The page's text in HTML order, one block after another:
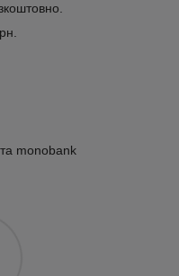
monobank